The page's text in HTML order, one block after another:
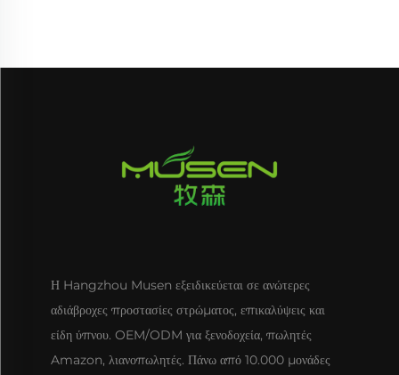
Η Hangzhou Musen εξειδικεύεται σε ανώτερες
αδιάβροχες προστασίες στρώματος, επικαλύψεις και
είδη ύπνου. OEM/ODM για ξενοδοχεία, πωλητές
Amazon, λιανοπωλητές. Πάνω από 10.000 μονάδες